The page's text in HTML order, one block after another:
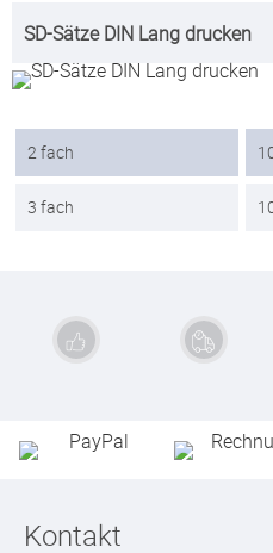
SD-Sätze DIN Lang drucken
2 fach
3 fach
Kontakt